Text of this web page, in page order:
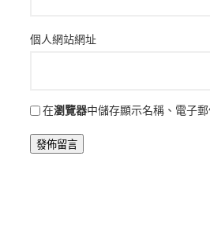
個人網站網址
在瀏覽器中儲存顯示名稱、電子